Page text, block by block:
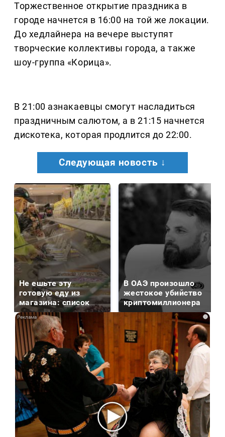
Торжественное открытие праздника в
городе начнется в 16:00 на той же локации.
До хедлайнера на вечере выступят
творческие коллективы города, а также
шоу-группа «Корица».
В 21:00 азнакаевцы смогут насладиться
праздничным салютом, а в 21:15 начнется
дискотека, которая продлится до 22:00.
Следующая новость ↓
Не ешьте эту
готовую еду из
магазина: список
В ОАЭ произошло
жестокое убийство
криптомиллионера
i